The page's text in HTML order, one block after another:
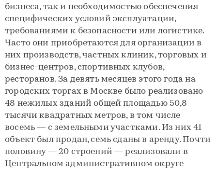
бизнеса, так и необходимостью обеспечения
специфических условий эксплуатации,
требованиями к безопасности или логистике.
Часто они приобретаются для организации в
них производств, частных клиник, торговых и
бизнес-центров, спортивных клубов,
ресторанов. За девять месяцев этого года на
городских торгах в Москве было реализовано
48 нежилых зданий общей площадью 50,8
тысячи квадратных метров, в том числе
восемь — с земельными участками. Из них 41
объект был продан, семь сданы в аренду. Почти
половину — 20 строений — реализовали в
Центральном административном округе